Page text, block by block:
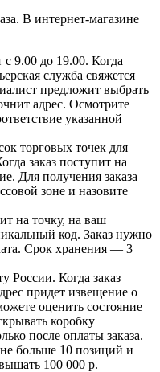
В интернет-магазине
с 9.00 до 19.00. Когда
служба свяжется
предложит выбрать
адрес. Осмотрите
указанной
торговых точек для
заказ поступит на
Для получения заказа
зоне и назовите
на точку, на ваш
код. Заказ нужно
Срок хранения — 3
России. Когда заказ
придет извещение о
оценить состояние
коробку
после оплаты заказа.
больше 10 позиций и
100 000 р.